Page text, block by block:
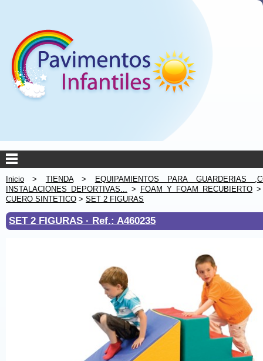
Inicio > TIENDA>
EQUIPAMIENTOS PARA GUARDERIAS
INSTALACIONES DEPORTIVAS... > FOAM Y FOAM RECUBIERTO
CUERO SINTETICO > SET 2 FIGURAS
SET 2 FIGURAS · Ref.: A460235